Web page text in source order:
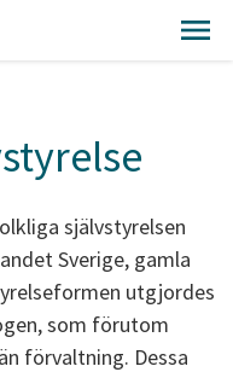
självstyrelsen
Sverige, gamla
utgjordes
som förutom
förvaltning. Dessa